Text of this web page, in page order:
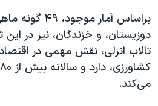
سفر پرزیدنت ترامپ به چینبراساس آمار
دوزیستان، و خزندگان، نیز در این
تالاب انزلی، نقش مهمی در
می‌کند.